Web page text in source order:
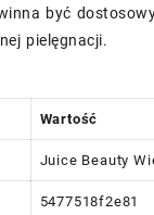
być
pielęgnacji.
Wartość
Juice Beauty
5477518f2e81